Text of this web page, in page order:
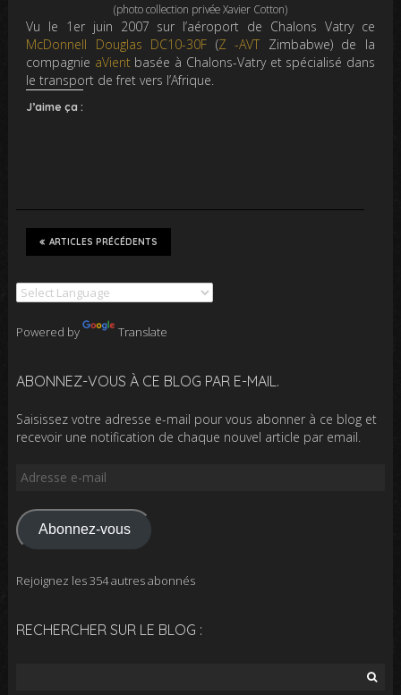
(photo collection privée Xavier Cotton)
Vu le 1er juin 2007 sur l’aéroport de Chalons Vatry ce
McDonnell Douglas DC10-30F (Z -AVT Zimbabwe) de la
compagnie aVientbasée à Chalons-Vatry et spécialisé dans
le transport de fret vers l’Afrique.
J’aime ça :
ARTICLES PRÉCÉDENTS
Powered by Translate
ABONNEZ-VOUS À CE BLOG PAR E-MAIL.
Saisissez votre adresse e-mail pour vous abonner à ce blog et
recevoir une notification de chaque nouvel article par email.
Adresse
mail
Abonnez-vous
Rejoignez les 354 autres abonnés
RECHERCHER SUR LE BLOG :